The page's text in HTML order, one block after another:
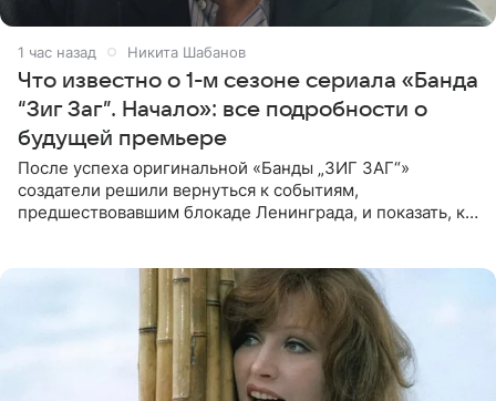
1 час назад Никита Шабанов
Что известно о 1-м сезоне сериала «Банда
“Зиг Заг”. Начало»: все подробности о
будущей премьере
После успеха оригинальной «Банды „ЗИГ ЗАГ“»
создатели решили вернуться к событиям,
предшествовавшим блокаде Ленинграда, и показать, как